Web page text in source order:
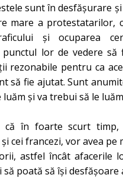
sunt în desfășurare
mare a protestatarilor,
și ocuparea
punctul lor de vedere să
rezonabile pentru ca
să fie ajutat. Sunt
luăm și va trebui să le
că în foarte scurt timp,
cei francezi, vor avea pe
astfel încât afacerile
să poată să își desfășoare